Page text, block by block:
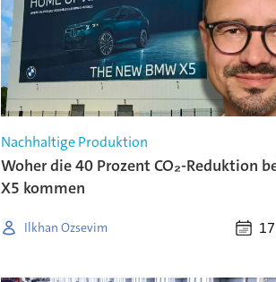
Nachhaltige Produktion
Woher die 40 Prozent CO₂-Reduktion
X5 kommen
Ilkhan Ozsevim